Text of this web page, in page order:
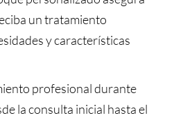
un tratamiento
y características
profesional durante
la consulta inicial hasta el